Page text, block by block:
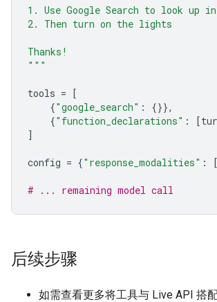
1. Use Google Search to look up
2. Then turn on the lights
Thanks!
"""
tools = [
{"google_search" :
{}},
{"function_declarations" : [
]
config = {"response_modalities" : [
# ... remaining model call
后续步骤
如需查看更多将工具与 Live API 搭